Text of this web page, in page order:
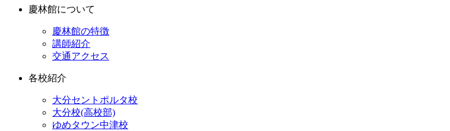
慶林館について
慶林館の特徴
講師紹介
交通アクセス
各校紹介
大分セントポルタ校
大分校(高校部)
ゆめタウン中津校